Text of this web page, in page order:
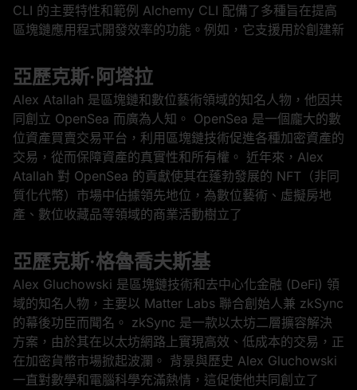
CLI 的主要特性和範例 Alchemy CLI 配備了多種旨在提高
區塊鏈應用程式開發效率的功能。例如，它支援用於創建新
亞歷克斯·阿塔拉
Alex Atallah 是區塊鏈和數位藝術領域的知名人物，他因共
同創立 OpenSea 而廣為人知。 OpenSea 是一個龐大的數
位資產買賣交易平台，利用區塊鏈技術促進各種加密資產的
交易，從而保障資產的真實性和所有權。 近年來，Alex
Atallah 對 OpenSea 的貢獻使其在蓬勃發展的 NFT（非同
質化代幣）市場中佔據領先地位，為數位藝術、虛擬房地
產、數位收藏品等領域的商業活動樹立了
亞歷克斯·格魯喬夫斯基
Alex Gluchowski 是區塊鏈技術和去中心化金融 (DeFi) 領
域的知名人物，主要以 Matter Labs 聯合創始人兼 zkSync
的幕後功臣而聞名。 zkSync 是一款以太坊二層擴容解決
方案，由於其在以太坊網路上實現高效、低成本的交易，正
在加密貨幣市場掀起波瀾。 背景與歷史 Alex Gluchowski
一直對數學和電腦科學充滿熱情，這促使他共同創立了